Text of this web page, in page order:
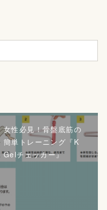
女性必見！骨盤底筋の
簡単トレーニング『K
Gelチェッカー』